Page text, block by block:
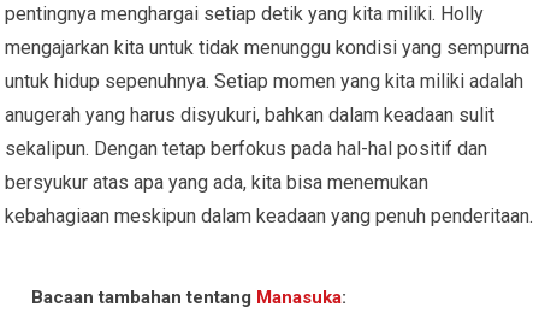
pentingnya menghargai setiap detik yang kita miliki. Holly
mengajarkan kita untuk tidak menunggu kondisi yang sempurna
untuk hidup sepenuhnya. Setiap momen yang kita miliki adalah
anugerah yang harus disyukuri, bahkan dalam keadaan sulit
sekalipun. Dengan tetap berfokus pada hal-hal positif dan
bersyukur atas apa yang ada, kita bisa menemukan
kebahagiaan meskipun dalam keadaan yang penuh penderitaan.
Bacaan tambahan tentang Manasuka: